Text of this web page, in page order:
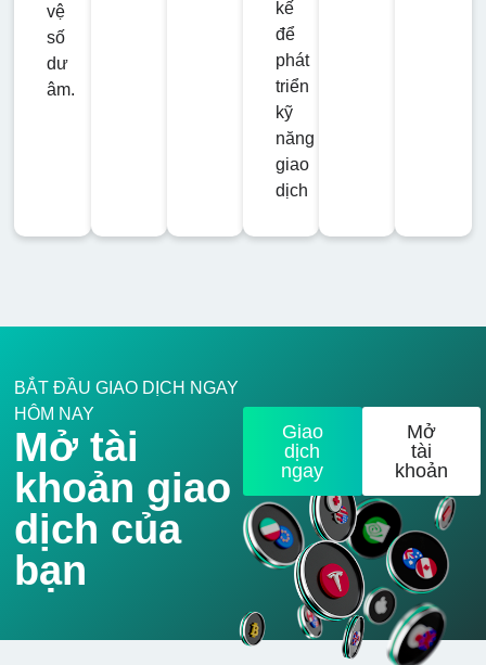
vệ
số
dư
âm.
kế
để
phát
triển
kỹ
năng
giao
dịch
BẮT ĐẦU GIAO DỊCH NGAY
HÔM NAY
Mở tài
khoản giao
dịch của
bạn
Giao
dịch
ngay
Mở
tài
khoản